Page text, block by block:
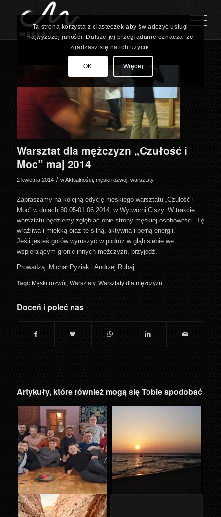
Warsztat dla mężczyzn „Czułość i
Moc” maj 2014
2 kwietnia 2014 / wAktualności, męski rozwój, warsztaty
Zapraszamy na kolejną edycję męskiego warsztatu „Czułość i
Moc” w dniach 30.05-01.06.2014, w Wytwórni Ciszy. W trakcie
warsztatu będziemy zgłębiać obie strony męskiej osobowości. Tę
wrażliwą i miękką oraz tę silną, aktywną i pełną energii.
Jeśli jesteś gotów wyruszyć w podróż w głąb siebie we
wspierającym gronie innych mężczyzn, przyjedź.
Prowadzą: Michał Pyziak i Andrzej Rubaj
Tagi: Męski rozwój Warsztaty, Warsztaty dla mężczyzn
Doceń i poleć nas
Artykuły, które również mogą się Tobie spodobać
Ta strona korzysta z ciasteczek aby świadczyć usługi
najwyższej jakości. Dalsze jej przeglądanie oznacza, że
zgadzasz się na ich użycie.
OK Więcej